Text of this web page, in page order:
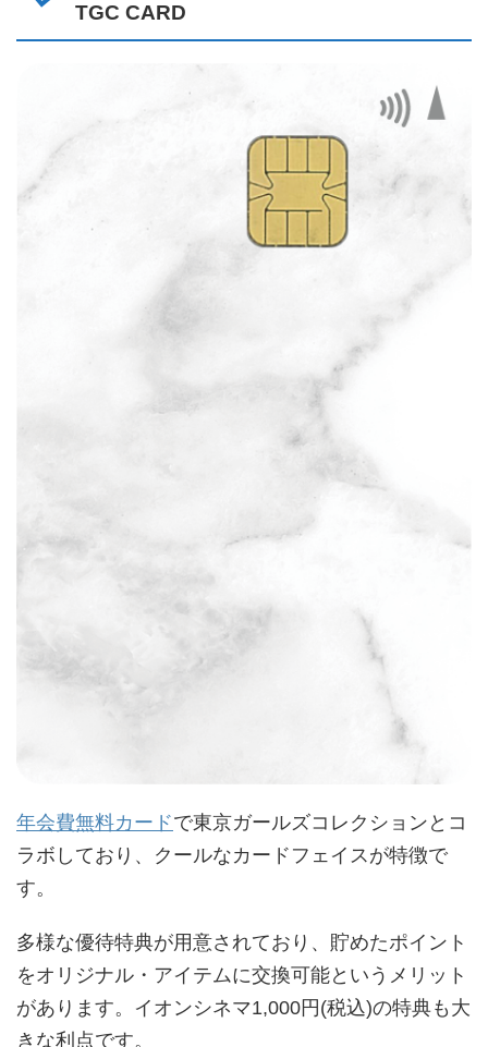
TGC CARD
年会費無料カードで東京ガールズコレクションとコ
ラボしており、クールなカードフェイスが特徴で
す。
多様な優待特典が用意されており、貯めたポイント
をオリジナル・アイテムに交換可能というメリット
があります。イオンシネマ1,000円(税込)の特典も大
きな利点です。